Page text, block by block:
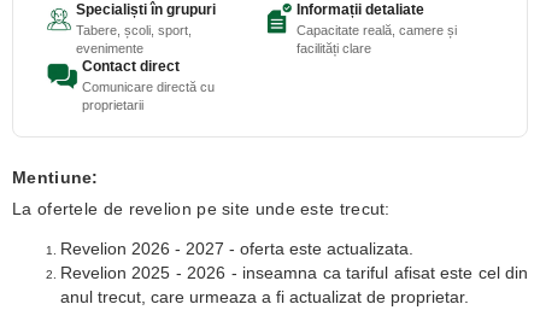
Specialiști în grupuri
Tabere, școli, sport,
evenimente
Informații detaliate
Capacitate reală, camere și
facilități clare
Contact direct
Comunicare directă cu
proprietarii
Mentiune:
La ofertele de revelion pe site unde este trecut:
Revelion 2026 - 2027 - oferta este actualizata.
Revelion 2025 - 2026 - inseamna ca tariful afisat este cel din
anul trecut, care urmeaza a fi actualizat de proprietar.